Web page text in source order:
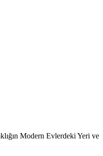
Modern Evlerdeki Yeri ve